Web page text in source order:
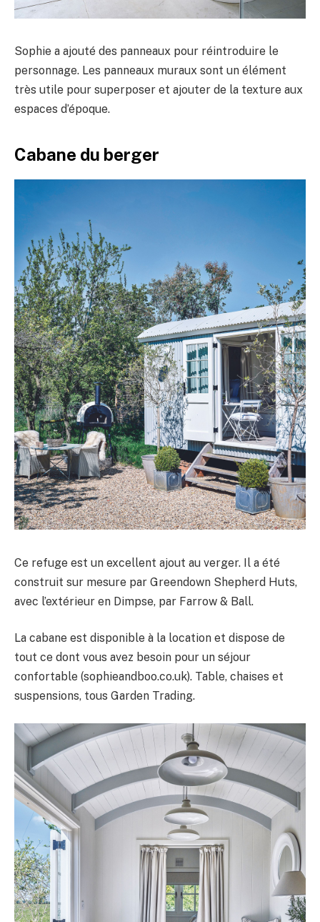
Sophie a ajouté des panneaux pour réintroduire le
personnage. Les panneaux muraux sont un élément
très utile pour superposer et ajouter de la texture aux
espaces d’époque.
Cabane du berger
Ce refuge est un excellent ajout au verger. Il a été
construit sur mesure par Greendown Shepherd Huts,
avec l’extérieur en Dimpse, par Farrow & Ball.
La cabane est disponible à la location et dispose de
tout ce dont vous avez besoin pour un séjour
confortable (sophieandboo.co.uk). Table, chaises et
suspensions, tous Garden Trading.